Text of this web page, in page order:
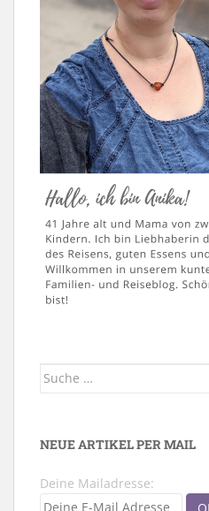
Suche
NEUE ARTIKEL PER MAIL
Deine Mailadresse: